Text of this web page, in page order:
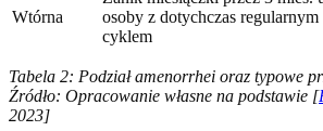
Wtórna
osoby z dotychczas regularnym
cyklem
Tabela 2: Podział amenorrhei oraz typowe
Źródło: Opracowanie własne na podstawie [
2023]